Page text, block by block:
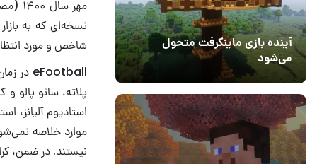
آینده بازی ماینکرفت متحول
می‌شود
نسخه‌ای که به
شاخص و مورد
پلاته، سائو پالو
موارد خلاصه
نیستند. در ضمن،